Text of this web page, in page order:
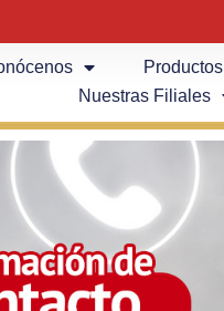
Productos
Nuestras Filiales